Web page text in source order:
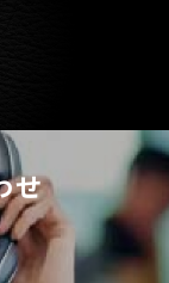
せ